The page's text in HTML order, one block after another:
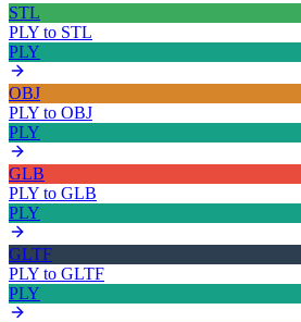
STL
PLY to STL
PLY
OBJ
PLY to OBJ
PLY
GLB
PLY to GLB
PLY
GLTF
PLY to GLTF
PLY